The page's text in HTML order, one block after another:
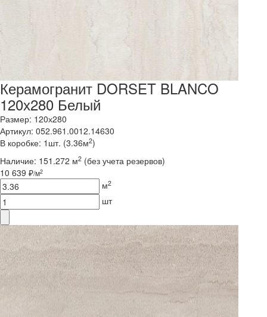
Керамогранит DORSET BLANCO
120х280 Белый
Размер: 120х280
Артикул: 052.961.0012.14630
В коробке: 1шт. (3.36м2)
Наличие: 151.272 м2 (без учета резервов)
10 639 ₽/м2
м2
шт